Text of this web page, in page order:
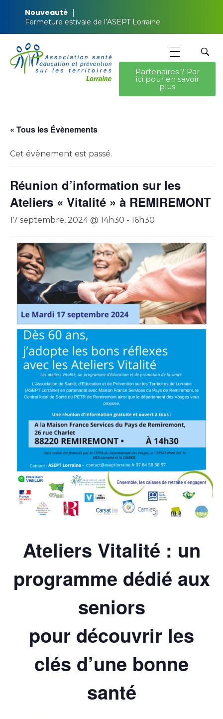
Nouveauté
Fermeture estivale de l’ASEPT Lorraine
Partenaires ? Par
ici pour en savoir
plus
« Tous les Évènements
Cet évènement est passé.
Réunion d’information sur les
Ateliers « Vitalité » à REMIREMONT
17 septembre, 2024 @ 14h30 - 16h30
Ateliers Vitalité : un
programme dédié aux
seniors
pour découvrir les
clés d’une bonne
santé